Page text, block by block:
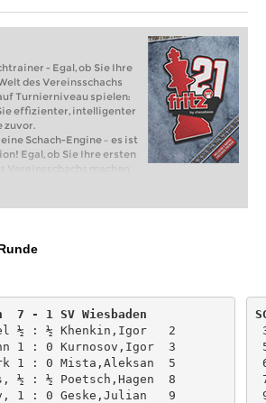
- Egal, ob Sie Ihre
des Vereinsschachs
Turnierniveau spielen:
effizienter, intelligenter
zuvor.
Schach-Engine – es ist
Egal, ob Sie Ihre ersten
Vereinsschachs machen
spielen: Mit
intelligenter und
7 - 1 SV Wiesbaden
½ : ½ Poetsch,Hagen  8
1 : 0 Geske,Julian   9
6 Bobras,Piotr  ½ : ½ Murdzia,Piotr  5
7 Cyborowski,Lu 1 : 0 Grabarczyk,Mi  9